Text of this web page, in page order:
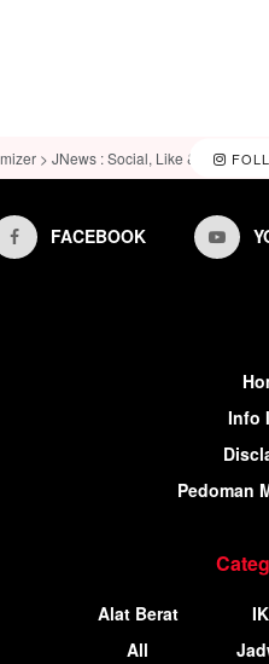
> JNews : Social, Like & View >
FACEBOOK
Info
Pedoman
Alat Berat
All